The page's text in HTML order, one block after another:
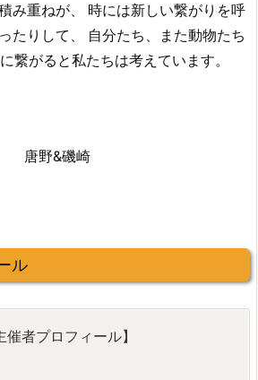
み重ねが、 時には新しい繋がりを呼
たりして、 自分たち、また動物たち
繋がると私たちは考えています。
唐野&磯崎
ル
催者プロフィール】